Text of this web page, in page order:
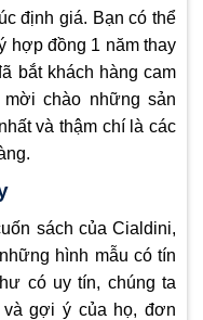
định giá. Bạn có thể
hợp đồng 1 năm thay
bắt khách hàng cam
chào những sản
và thậm chí là các
sách của Cialdini,
hình mẫu có tín
có uy tín, chúng ta
gợi ý của họ, đơn